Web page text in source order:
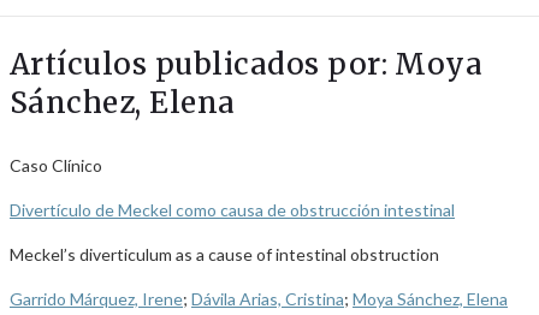
Artículos publicados por: Moya
Sánchez, Elena
Caso Clínico
Divertículo de Meckel como causa de obstrucción intestinal
Meckel’s diverticulum as a cause of intestinal obstruction
Garrido Márquez, Irene; Dávila Arias, Cristina; Moya Sánchez, Elena